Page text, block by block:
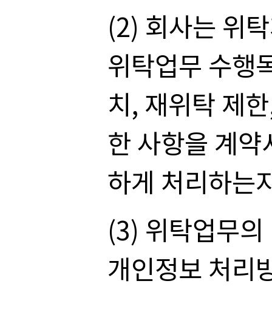
(2) 회사는 위
위탁업무 수행
치, 재위탁 제
한 사항을 계
하게 처리하는
(3) 위탁업무
개인정보 처리